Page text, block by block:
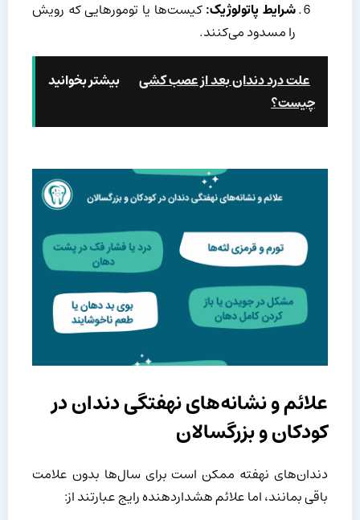
شرایط پاتولوژیک:کیست‌ها یا تومورهایی که رویش
را مسدود می‌کنند.
بیشتر بخوانید
علت درد دندان بعد از عصب کشی
چیست؟
علائم و نشانه‌های نهفتگی دندان در
کودکان و بزرگسالان
دندان‌های نهفته ممکن است برای سال‌ها بدون علامت
باقی بمانند، اما علائم هشداردهنده رایج عبارتند از: